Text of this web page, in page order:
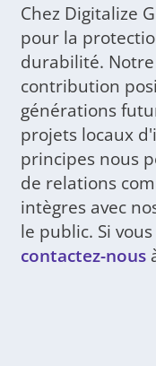
Chez Digitalize
pour la
durabilité.
contribution
générations
projets locaux
principes nous
de relations
intègres avec
le public. Si
contactez-nous